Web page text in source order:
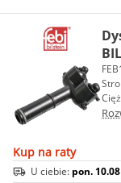
Kup na raty
U ciebie: pon. 10.08